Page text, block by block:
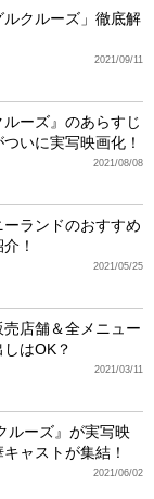
ルクルーズ」徹底解
2021/09/11
ルーズ』のあらすじ
いに実写映画化！
2021/08/08
ーランドのおすすめ
！
2021/05/25
店舗＆全メニュー
はOK？
2021/03/11
ルーズ』が実写映
ャストが集結！
2021/06/02